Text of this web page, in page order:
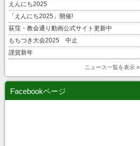
えんにち2025
「えんにち2025」開催!
荻窪・教会通り動画公式サイト更新中
もちつき大会2025 中止
謹賀新年
ニュース一覧を表示 »
Facebookページ